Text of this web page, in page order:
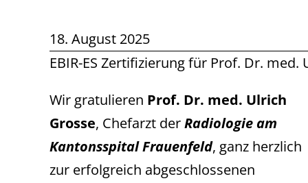
18. August 2025
EBIR-ES Zertifizierung für Prof. Dr. med.
Wir gratulieren Prof. Dr. med. Ulrich
Grosse, Chefarzt derRadiologie am
Kantonsspital Frauenfeld, ganz herzlich
zur erfolgreich abgeschlossenen